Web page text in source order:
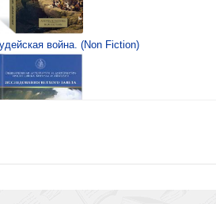
война. (Non Fiction)
Иисуса Навина